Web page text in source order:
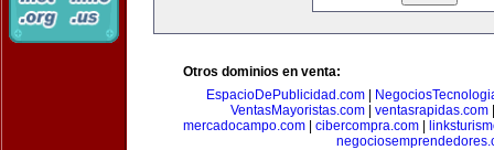
Otros dominios en venta:
EspacioDePublicidad.com|
VentasMayoristas.com
ventasrapidas.com
mercadocampo.com
cibercompra.com